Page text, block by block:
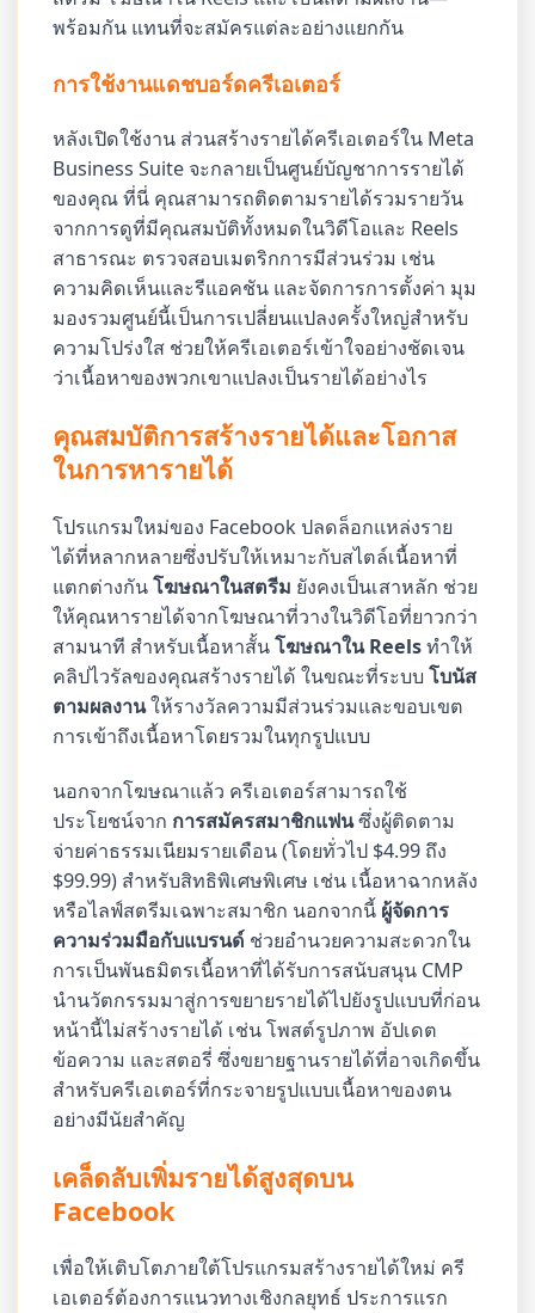
พร้อมกัน แทนที่จะสมัครแต่ละอย่างแยกกัน
การใช้งานแดชบอร์ดครีเอเตอร์
หลังเปิดใช้งาน ส่วนสร้างรายได้ครีเอเตอร์ใน Meta
Business Suite จะกลายเป็นศูนย์บัญชาการรายได้
ของคุณ ที่นี่ คุณสามารถติดตามรายได้รวมรายวัน
จากการดูที่มีคุณสมบัติทั้งหมดในวิดีโอและ Reels
สาธารณะ ตรวจสอบเมตริกการมีส่วนร่วม เช่น
ความคิดเห็นและรีแอคชัน และจัดการการตั้งค่า มุม
มองรวมศูนย์นี้เป็นการเปลี่ยนแปลงครั้งใหญ่สำหรับ
ความโปร่งใส ช่วยให้ครีเอเตอร์เข้าใจอย่างชัดเจน
ว่าเนื้อหาของพวกเขาแปลงเป็นรายได้อย่างไร
คุณสมบัติการสร้างรายได้และโอกาส
ในการหารายได้
โปรแกรมใหม่ของ Facebook ปลดล็อกแหล่งราย
ได้ที่หลากหลายซึ่งปรับให้เหมาะกับสไตล์เนื้อหาที่
แตกต่างกันโฆษณาในสตรีม ยังคงเป็นเสาหลัก ช่วย
ให้คุณหารายได้จากโฆษณาที่วางในวิดีโอที่ยาวกว่า
สามนาที สำหรับเนื้อหาสั้นโฆษณาใน Reelsทำให้
คลิปไวรัลของคุณสร้างรายได้ ในขณะที่ระบบโบนัส
ตามผลงานให้รางวัลความมีส่วนร่วมและขอบเขต
การเข้าถึงเนื้อหาโดยรวมในทุกรูปแบบ
นอกจากโฆษณาแล้ว ครีเอเตอร์สามารถใช้
ประโยชน์จาก การสมัครสมาชิกแฟนซึ่งผู้ติดตาม
จ่ายค่าธรรมเนียมรายเดือน (โดยทั่วไป $4.99 ถึง
$99.99) สำหรับสิทธิพิเศษพิเศษ เช่น เนื้อหาฉากหลัง
หรือไลฟ์สตรีมเฉพาะสมาชิก นอกจากนี้ ผู้จัดการ
ความร่วมมือกับแบรนด์ ช่วยอำนวยความสะดวกใน
การเป็นพันธมิตรเนื้อหาที่ได้รับการสนับสนุน CMP
นำนวัตกรรมมาสู่การขยายรายได้ไปยังรูปแบบที่ก่อน
หน้านี้ไม่สร้างรายได้ เช่น โพสต์รูปภาพ อัปเดต
ข้อความ และสตอรี่ ซึ่งขยายฐานรายได้ที่อาจเกิดขึ้น
สำหรับครีเอเตอร์ที่กระจายรูปแบบเนื้อหาของตน
อย่างมีนัยสำคัญ
เคล็ดลับเพิ่มรายได้สูงสุดบน
Facebook
เพื่อให้เติบโตภายใต้โปรแกรมสร้างรายได้ใหม่ ครี
เอเตอร์ต้องการแนวทางเชิงกลยุทธ์ ประการแรก